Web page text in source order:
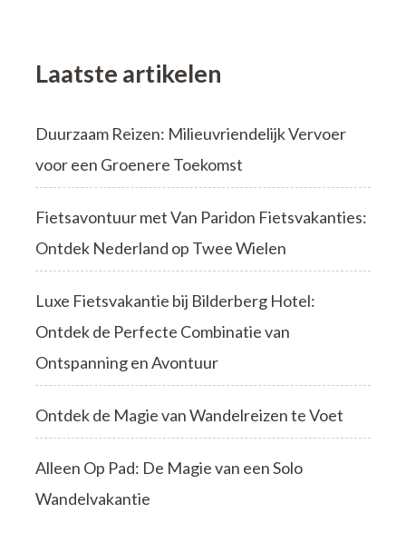
Laatste artikelen
Duurzaam Reizen: Milieuvriendelijk Vervoer
voor een Groenere Toekomst
Fietsavontuur met Van Paridon Fietsvakanties:
Ontdek Nederland op Twee Wielen
Luxe Fietsvakantie bij Bilderberg Hotel:
Ontdek de Perfecte Combinatie van
Ontspanning en Avontuur
Ontdek de Magie van Wandelreizen te Voet
Alleen Op Pad: De Magie van een Solo
Wandelvakantie